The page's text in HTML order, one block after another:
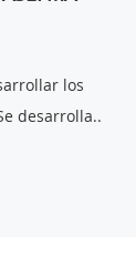
los
desarrolla..